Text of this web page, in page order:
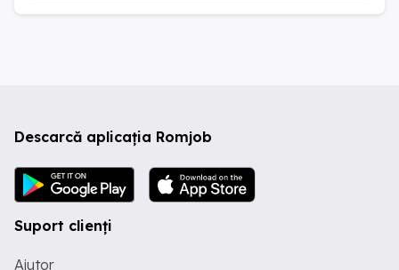
Descarcă aplicația Romjob
Suport clienți
Ajutor